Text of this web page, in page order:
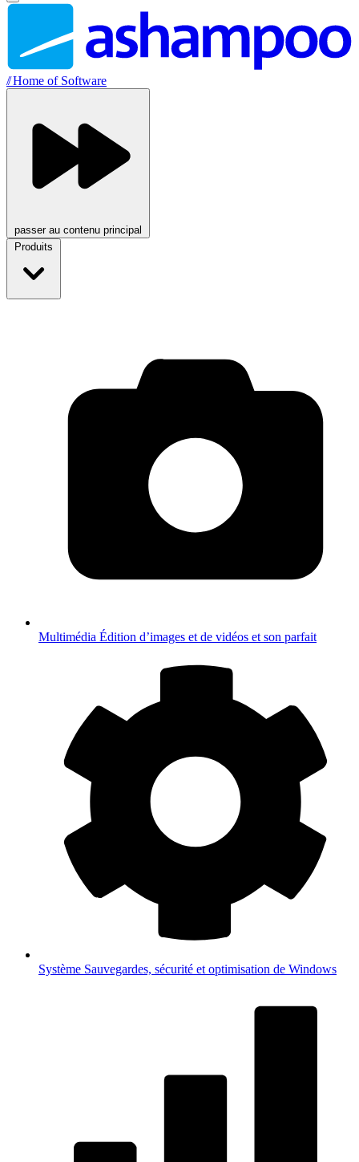
//Home of Software
passer au contenu principal
Produits
Multimédia Édition d’images et de vidéos et son parfait
Système Sauvegardes, sécurité et optimisation de Windows